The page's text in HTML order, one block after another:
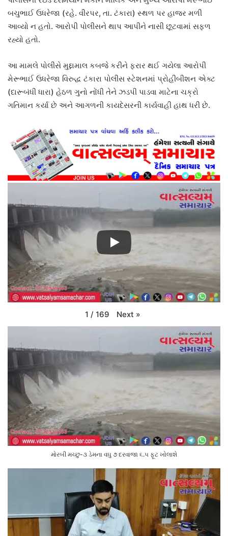
બચુભાઈ ઉધરેજા (રહે. વીરપર, તા. ટંકારા) સ્થળ પર હાજર મળી
આવ્યો ન હતો. આરોપી પોલીસને થાપ આપીને નાસી છૂટવામાં સફળ
રહ્યો હતો.
આ મામલે પોલીસે મુદ્દામાલ કબજે કરીને ફરાર થઈ ગયેલા આરોપી
મેરૂભાઈ ઉધરેજા વિરુદ્ધ ટંકારા પોલીસ સ્ટેશનમાં પ્રોહીબીશન એક્ટ
(દારૂબંધી ધારા) હેઠળ ગુનો નોંધી તેને ઝડપી પાડવા માટેના ચક્રો
ગતિમાન કર્યા છે અને આગળની કાયદેસરની કાર્યવાહી હાથ ધરી છે.
1 / 169 Next »
મોરબી મચ્છુ-૩ ડેમના વઘુ ૭ દરવાજા ૬.૫ ફૂટ ખોલાશે